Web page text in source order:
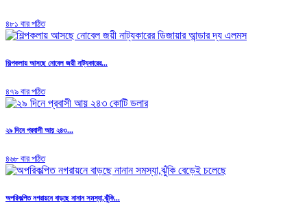
৪৮১ বার পঠিত
শিল্পকলায় আসছে নোবেল জয়ী নাট্যকারের...
৪৭৯ বার পঠিত
২৯ দিনে প্রবাসী আয় ২৪৩...
৪৬৮ বার পঠিত
অপরিকল্পিত নগরায়নে বাড়ছে নানান সমস্যা,ঝুঁকি...